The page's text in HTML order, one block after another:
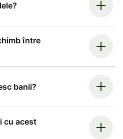
între
banii?
cu acest